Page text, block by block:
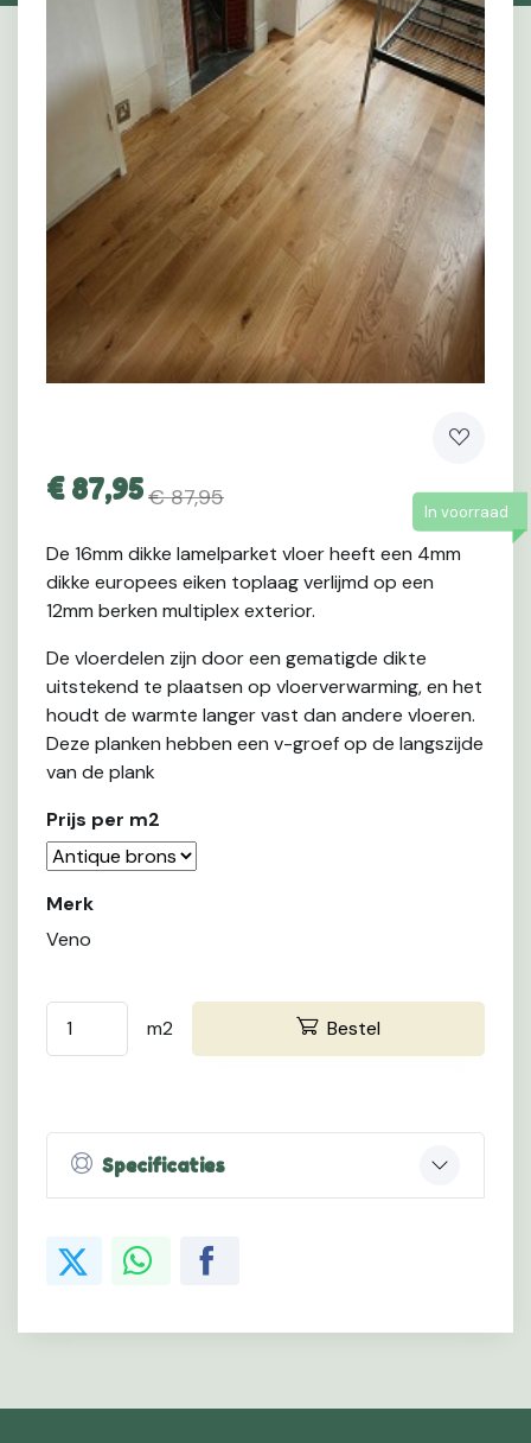
€ 87,95€ 87,95
In voorraad
De 16mm dikke lamelparket vloer heeft een 4mm
dikke europees eiken toplaag verlijmd op een
12mm berken multiplex exterior.
De vloerdelen zijn door een gematigde dikte
uitstekend te plaatsen op vloerverwarming, en het
houdt de warmte langer vast dan andere vloeren.
Deze planken hebben een v-groef op de langszijde
van de plank
Prijs per m2
Merk
Veno
m2 Bestel
Specificaties